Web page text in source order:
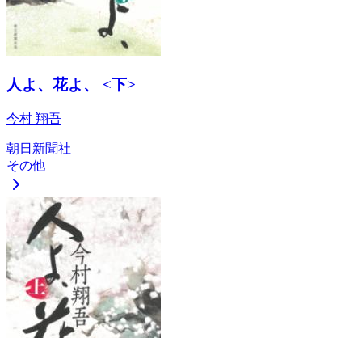
人よ、花よ、 <下>
今村 翔吾
朝日新聞社
その他